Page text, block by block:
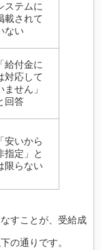
ステムに
載されて
ない
「給付金に
対応して
ません」
回答
「安いから
指定」と
限らない
すことが、受給成
の通りです。